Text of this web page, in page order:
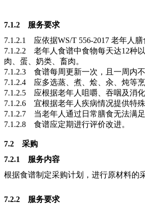
7.1.2 服务要求
7.1.2.1 应依据WS/T 556-2017 老年人
7.1.2.2 老年人食谱中食物每天达12种
肉、蛋、奶类、畜肉。
7.1.2.3 食谱每周更新一次，且一周内
7.1.2.4 应多选蒸、煮、烩、汆、炖等
7.1.2.5 应根据老年人咀嚼、吞咽及消
7.1.2.6 宜根据老年人疾病情况提供特
7.1.2.7 当老年人通过日常膳食无法满
7.1.2.8 食谱应定期进行评价改进。
7.2 采购
7.2.1 服务内容
根据食谱制定采购计划，进行原材料的
7.2.2 服务要求